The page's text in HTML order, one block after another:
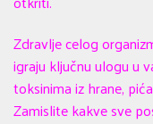
Zdravlje celog
igraju ključnu ulogu u
toksinima iz hrane,
Zamislite kakve sve